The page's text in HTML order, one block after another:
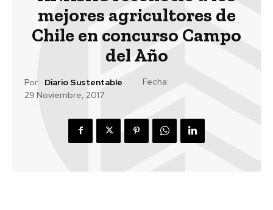
mejores agricultores de
Chile en concurso Campo
del Año
Por: Diario Sustentable
Fecha:
29 Noviembre, 2017